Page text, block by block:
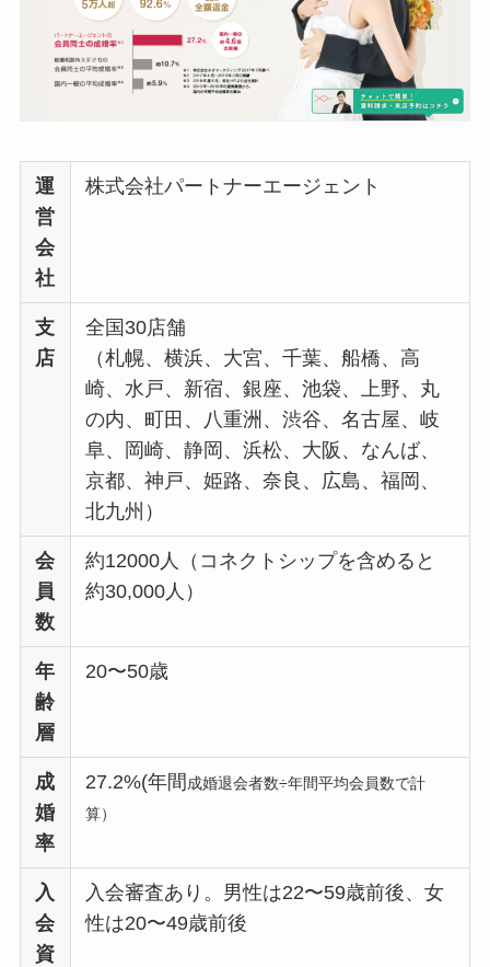
運
営
会
社
株式会社パートナーエージェント
支
店
全国30店舗
（札幌、横浜、大宮、千葉、船橋、高
崎、水戸、新宿、銀座、池袋、上野、丸
の内、町田、八重洲、渋谷、名古屋、岐
阜、岡崎、静岡、浜松、大阪、なんば、
京都、神戸、姫路、奈良、広島、福岡、
北九州）
会
員
数
約12000人（コネクトシップを含めると
約30,000人）
年
齢
層
20〜50歳
成
婚
率
27.2%(年間成婚退会者数÷年間平均会員数で計
算）
入
会
資
入会審査あり。男性は22〜59歳前後、女
性は20〜49歳前後